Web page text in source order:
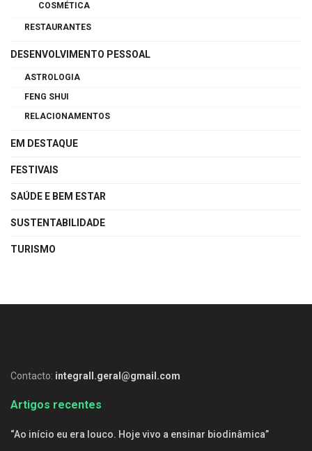
COSMÉTICA
RESTAURANTES
DESENVOLVIMENTO PESSOAL
ASTROLOGIA
FENG SHUI
RELACIONAMENTOS
EM DESTAQUE
FESTIVAIS
SAÚDE E BEM ESTAR
SUSTENTABILIDADE
TURISMO
Contacto: integrall.geral@gmail.com
Artigos recentes
“Ao início eu era louco. Hoje vivo a ensinar biodinâmica”